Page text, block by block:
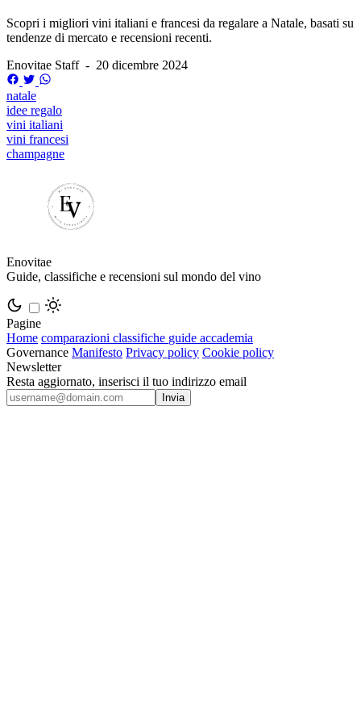
Scopri i migliori vini italiani e francesi da regalare a Natale, basati su
tendenze di mercato e recensioni recenti.
Enovitae Staff - 20 dicembre 2024
natale
idee regalo
vini italiani
vini francesi
champagne
Enovitae
Guide, classifiche e recensioni sul mondo del vino
Pagine
Home comparazioni classifiche guide accademia
Governance Manifesto Privacy policy Cookie policy
Newsletter
Resta aggiornato, inserisci il tuo indirizzo email
Invia